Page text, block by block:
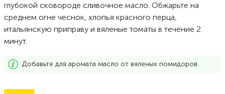
глубокой сковороде сливочное масло. Обжарьте на
среднем огне чеснок, хлопья красного перца,
итальянскую приправу и вяленые томаты в течение 2
минут.
Добавьте для аромата масло от вяленых помидоров.